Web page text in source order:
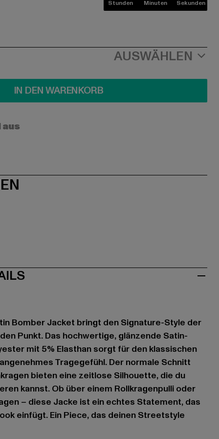
Stunden Minuten Sekunden
AUSWÄHLEN
IN DEN WARENKORB
Bomber Jacket bringt den Signature-Style der
Punkt. Das hochwertige, glänzende Satin-
mit 5% Elasthan sorgt für den klassischen
Tragegefühl. Der normale Schnitt
bieten eine zeitlose Silhouette, die du
kannst. Ob über einem Rollkragenpulli oder
– diese Jacke ist ein echtes Statement, das
einfügt. Ein Piece, das deinen Streetstyle